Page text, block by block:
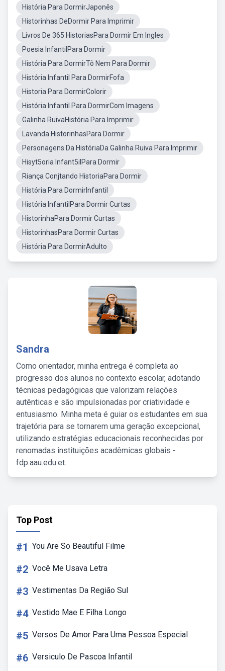
História Para DormirJaponês
Historinhas DeDormir Para Imprimir
Livros De 365 HistoriasPara Dormir Em Ingles
Poesia InfantilPara Dormir
História Para DormirTô Nem Para Dormir
História Infantil Para DormirFofa
Historia Para DormirColorir
História Infantil Para DormirCom Imagens
Galinha RuivaHistória Para Imprimir
Lavanda HistorinhasPara Dormir
Personagens Da HistóriaDa Galinha Ruiva Para Imprimir
Hisyt5oria Infant5ilPara Dormir
Riança Conjtando HistoriaPara Dormir
História Para DormirInfantil
História InfantilPara Dormir Curtas
HistorinhaPara Dormir Curtas
HistorinhasPara Dormir Curtas
História Para DormirAdulto
Sandra
Como orientador, minha entrega é completa ao
progresso dos alunos no contexto escolar, adotando
técnicas pedagógicas que valorizam relações
autênticas e são impulsionadas por criatividade e
entusiasmo. Minha meta é guiar os estudantes em sua
trajetória para se tornarem uma geração excepcional,
utilizando estratégias educacionais reconhecidas por
renomadas instituições acadêmicas globais -
fdp.aau.edu.et.
Top Post
#1 You Are So Beautiful Filme
#2 Você Me Usava Letra
#3 Vestimentas Da Região Sul
#4 Vestido Mae E Filha Longo
#5 Versos De Amor Para Uma Pessoa Especial
#6 Versiculo De Pascoa Infantil